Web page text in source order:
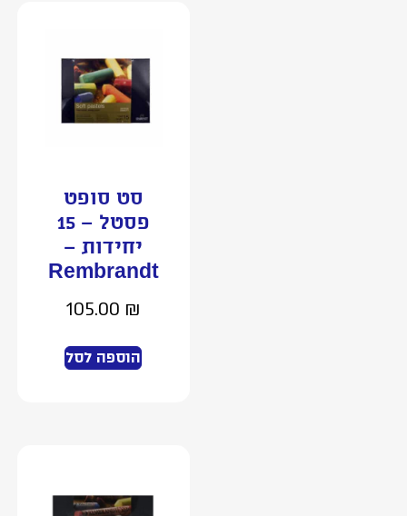
סט סופט
פסטל – 15
יחידות –
Rembrandt
105.00₪
הוספה לסל